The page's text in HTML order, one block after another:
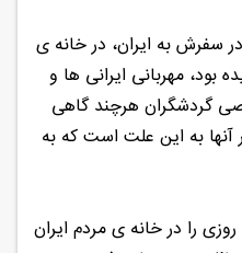
سفرش به ایران، در خانه ی
بود، مهربانی ایرانی ها و
گردشگران هرچند گاهی
آنها به این علت است که به
را در خانه ی مردم ایران